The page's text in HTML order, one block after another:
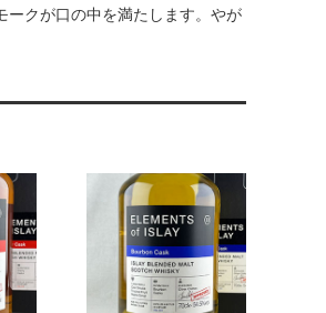
ークが口の中を満たします。やが